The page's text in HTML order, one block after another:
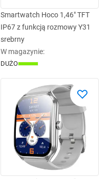
Smartwatch Hoco 1,46" TFT
IP67 z funkcją rozmowy Y31
srebrny
W magazynie:
DUŻO